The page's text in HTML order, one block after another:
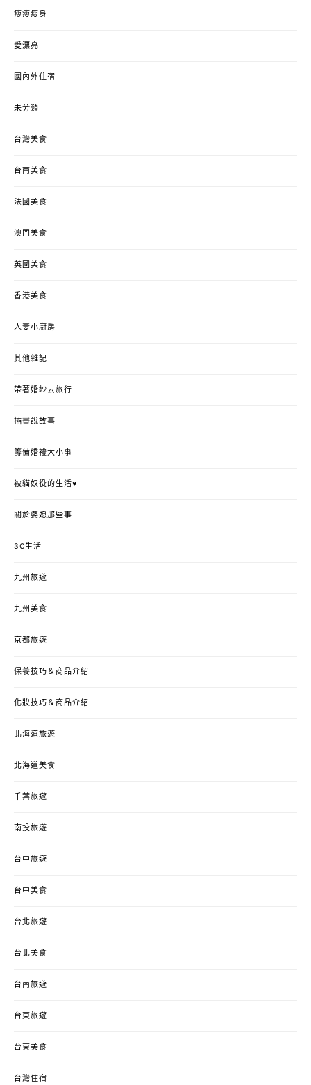
瘦瘦瘦身
愛漂亮
國內外住宿
未分類
台灣美食
台南美食
法國美食
澳門美食
英國美食
香港美食
人妻小廚房
其他雜記
帶著婚紗去旅行
插畫說故事
籌備婚禮大小事
被貓奴役的生活♥
關於婆媳那些事
3C生活
九州旅遊
九州美食
京都旅遊
保養技巧＆商品介紹
化妝技巧＆商品介紹
北海道旅遊
北海道美食
千葉旅遊
南投旅遊
台中旅遊
台中美食
台北旅遊
台北美食
台南旅遊
台東旅遊
台東美食
台灣住宿